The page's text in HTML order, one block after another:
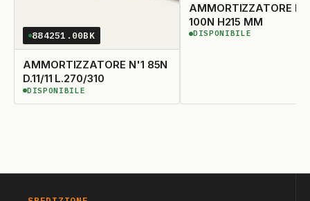
884251.00BK
AMMORTIZZATORE N'1 85N
D.11/11 L.270/310
DISPONIBILE
DISPONIBILE
AMMORTIZZATORE N'1
100N H215 MM
DISPONIBILE
DISPONIBILE